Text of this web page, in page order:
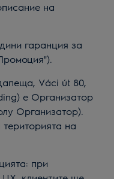
на
гаранция за
Váci út 80,
е Организатор
Организатор).
на
при